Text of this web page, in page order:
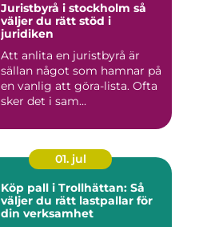
Juristbyrå i stockholm så
väljer du rätt stöd i
juridiken
Att anlita en juristbyrå är
sällan något som hamnar på
en vanlig att göra-lista. Ofta
sker det i sam...
01. jul
Köp pall i Trollhättan: Så
väljer du rätt lastpallar för
din verksamhet